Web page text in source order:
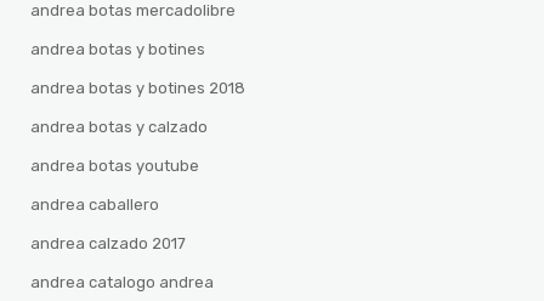
andrea botas mercadolibre
andrea botas y botines
andrea botas y botines 2018
andrea botas y calzado
andrea botas youtube
andrea caballero
andrea calzado 2017
andrea catalogo andrea